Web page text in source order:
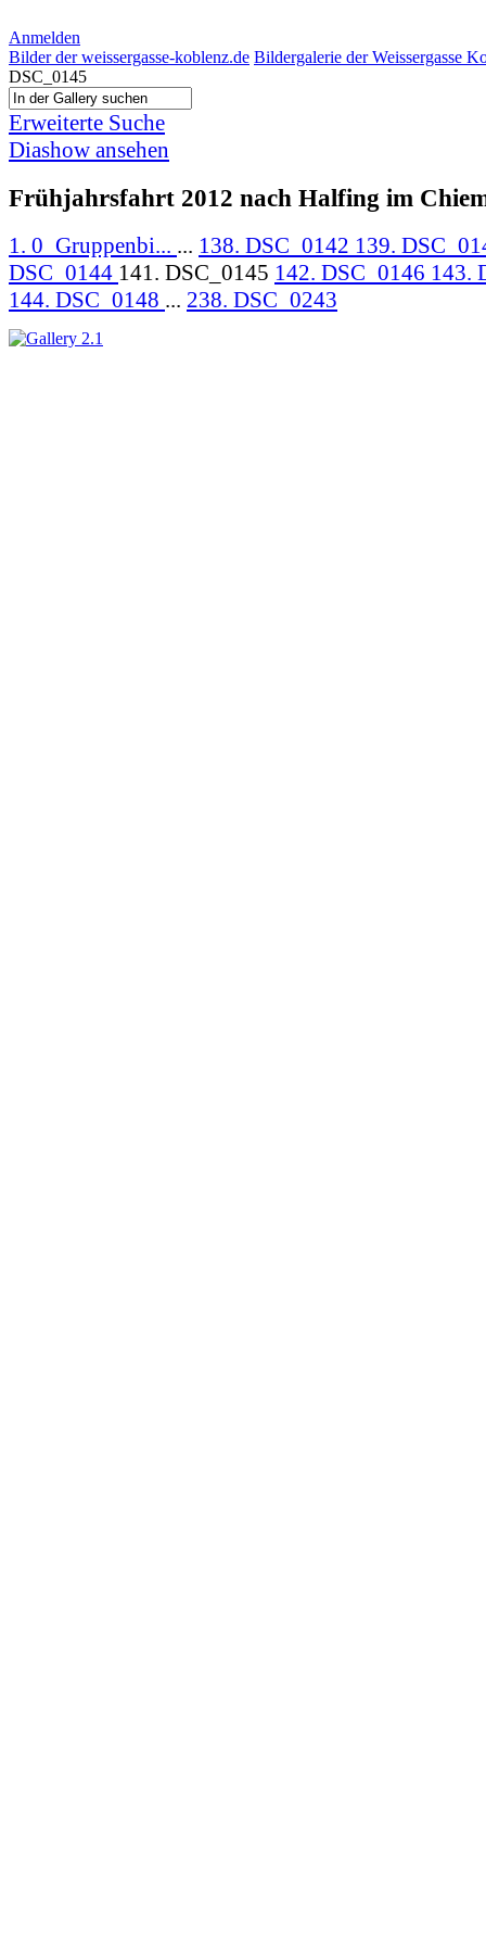
Anmelden
Bilder der weissergasse-koblenz.de Bildergalerie der Weissergasse
DSC_0145
Erweiterte Suche
Diashow ansehen
Frühjahrsfahrt 2012 nach Halfing im
1. 0_Gruppenbi... ... 138. DSC_0142 139.
DSC_0144 141. DSC_0145 142. DSC_0146 143.
144. DSC_0148 ... 238. DSC_0243